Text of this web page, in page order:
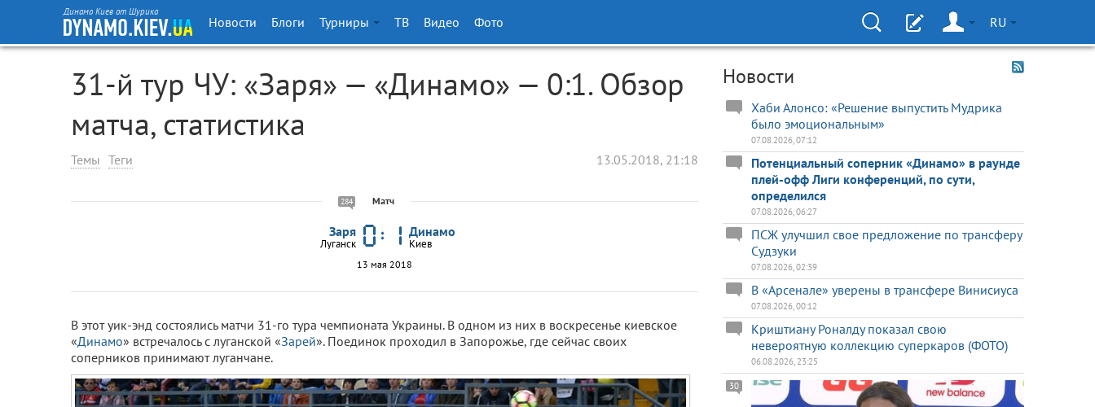
Динамо Киев от Шурика
Новости Блоги Турниры ТВ Видео Фото RU
31-й тур ЧУ: «Заря» — «Динамо» — 0:1. Обзор
матча, статистика
Темы Теги 13.05.2018, 21:18
284 Матч
Заря
Луганск
Динамо
Киев
13 мая 2018
В этот уик-энд состоялись матчи 31-го тура чемпионата Украины. В одном из них в воскресенье киевское
«Динамо» встречалось с луганской «Зарей». Поединок проходил в Запорожье, где сейчас своих
соперников принимают луганчане.
Новости
Хаби Алонсо: «Решение выпустить Мудрика
было эмоциональным»
07.08.2026, 07:12
Потенциальный соперник «Динамо» в раунде
плей-офф Лиги конференций, по сути,
определился
07.08.2026, 06:27
ПСЖ улучшил свое предложение по трансферу
Судзуки
07.08.2026, 02:39
В «Арсенале» уверены в трансфере Винисиуса
07.08.2026, 00:12
Криштиану Роналду показал свою
невероятную коллекцию суперкаров (ФОТО)
06.08.2026, 23:25
30